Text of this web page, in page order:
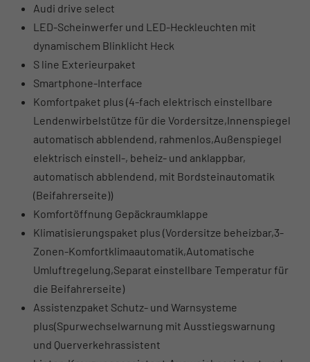
Audi drive select
LED-Scheinwerfer und LED-Heckleuchten mit
dynamischem Blinklicht Heck
S line Exterieurpaket
Smartphone-Interface
Komfortpaket plus (4-fach elektrisch einstellbare
Lendenwirbelstütze für die Vordersitze,Innenspiegel
automatisch abblendend, rahmenlos,Außenspiegel
elektrisch einstell-, beheiz- und anklappbar,
automatisch abblendend, mit Bordsteinautomatik
(Beifahrerseite))
Komfortöffnung Gepäckraumklappe
Klimatisierungspaket plus (Vordersitze beheizbar,3-
Zonen-Komfortklimaautomatik,Automatische
Umluftregelung,Separat einstellbare Temperatur für
die Beifahrerseite)
Assistenzpaket Schutz- und Warnsysteme
plus(Spurwechselwarnung mit Ausstiegswarnung
und Querverkehrassistent